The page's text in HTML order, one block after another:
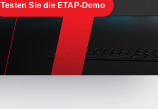
Testen Sie die ETAP-Demo